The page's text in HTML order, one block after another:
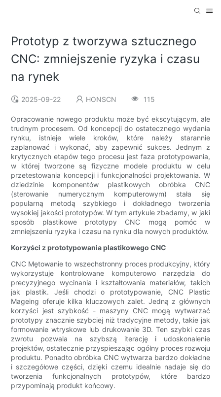
Prototyp z tworzywa sztucznego
CNC: zmniejszenie ryzyka i czasu
na rynek
2025-09-22 HONSCN 115
Opracowanie nowego produktu może być ekscytującym, ale
trudnym procesem. Od koncepcji do ostatecznego wydania
rynku, istnieje wiele kroków, które należy starannie
zaplanować i wykonać, aby zapewnić sukces. Jednym z
krytycznych etapów tego procesu jest faza prototypowania,
w której tworzone są fizyczne modele produktu w celu
przetestowania koncepcji i funkcjonalności projektowania. W
dziedzinie komponentów plastikowych obróbka CNC
(sterowanie numerycznym komputerowym) stała się
popularną metodą szybkiego i dokładnego tworzenia
wysokiej jakości prototypów. W tym artykule zbadamy, w jaki
sposób plastikowe prototypy CNC mogą pomóc w
zmniejszeniu ryzyka i czasu na rynku dla nowych produktów.
Korzyści z prototypowania plastikowego CNC
CNC Mętowanie to wszechstronny proces produkcyjny, który
wykorzystuje kontrolowane komputerowo narzędzia do
precyzyjnego wycinania i kształtowania materiałów, takich
jak plastik. Jeśli chodzi o prototypowanie, CNC Plastic
Mageing oferuje kilka kluczowych zalet. Jedną z głównych
korzyści jest szybkość - maszyny CNC mogą wytwarzać
prototypy znacznie szybciej niż tradycyjne metody, takie jak
formowanie wtryskowe lub drukowanie 3D. Ten szybki czas
zwrotu pozwala na szybszą iterację i udoskonalenie
projektów, ostatecznie przyspieszając ogólny proces rozwoju
produktu. Ponadto obróbka CNC wytwarza bardzo dokładne
i szczegółowe części, dzięki czemu idealnie nadaje się do
tworzenia funkcjonalnych prototypów, które bardzo
przypominają produkt końcowy.